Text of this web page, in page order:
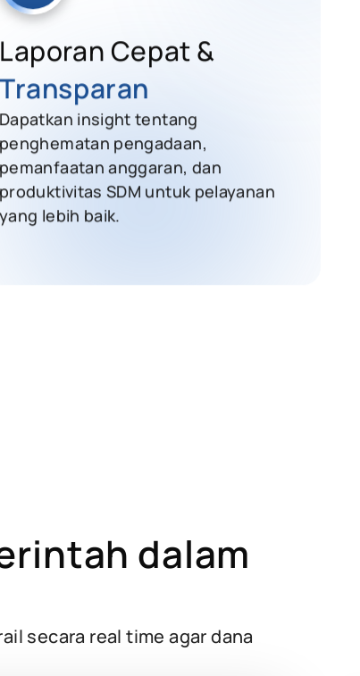
Laporan Cepat &
Transparan
Dapatkan insight tentang
penghematan pengadaan,
pemanfaatan anggaran, dan
produktivitas SDM untuk pelayanan
yang lebih baik.
dalam
secara real time agar dana